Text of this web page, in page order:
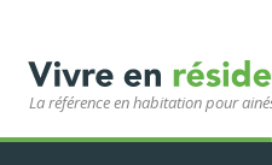
La référence en habitation pour